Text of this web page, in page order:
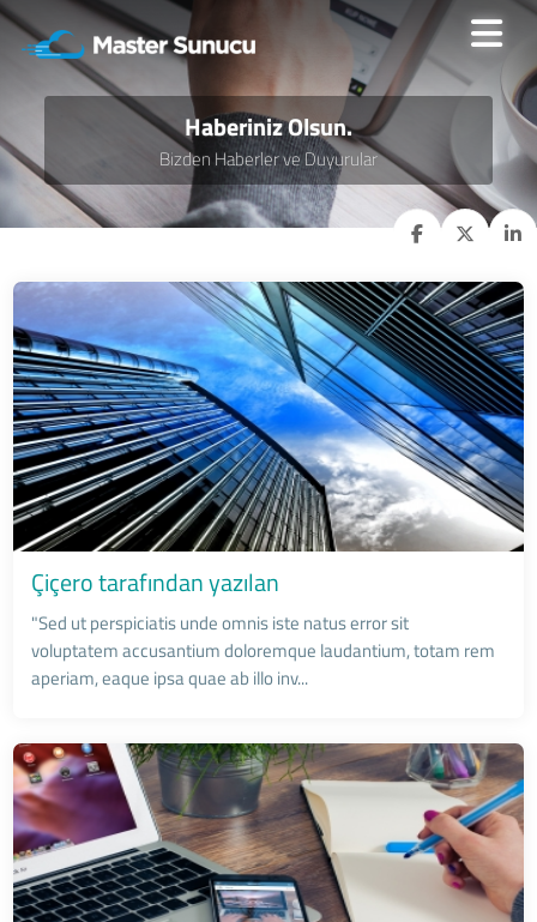
Haberiniz Olsun.
Bizden Haberler ve Duyurular
Çiçero tarafından yazılan
"Sed ut perspiciatis unde omnis iste natus error sit
voluptatem accusantium doloremque laudantium, totam rem
aperiam, eaque ipsa quae ab illo inv...